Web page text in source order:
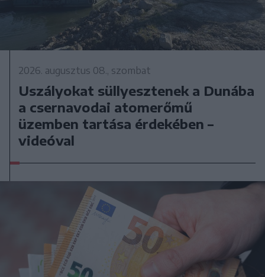
2026. augusztus 08., szombat
Uszályokat süllyesztenek a Dunába
a csernavodai atomerőmű
üzemben tartása érdekében –
videóval